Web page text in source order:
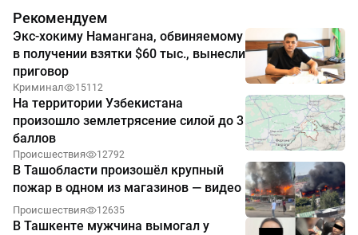
Рекомендуем
Экс-хокиму Намангана, обвиняемому
в получении взятки $60 тыс., вынесли
приговор
Криминал 15112
На территории Узбекистана
произошло землетрясение силой до 3
баллов
Происшествия 12792
В Ташобласти произошёл крупный
пожар в одном из магазинов — видео
Происшествия 12635
В Ташкенте мужчина вымогал у